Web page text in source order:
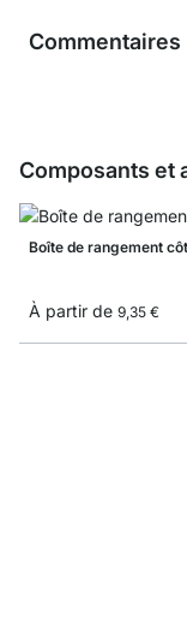
Commentaires
Composants et
Boîte de rangement
À partir de 9,35 €